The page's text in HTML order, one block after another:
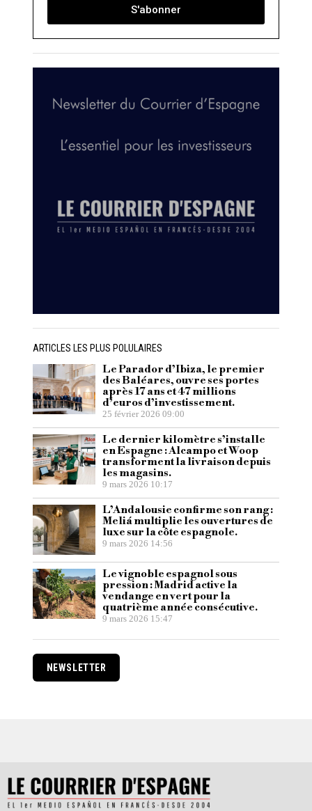
S'abonner
ARTICLES LES PLUS POLULAIRES
Le Parador d’Ibiza, le premier
des Baléares, ouvre ses portes
après 17 ans et 47 millions
d’euros d’investissement.
25 février 2026 09:00
Le dernier kilomètre s’installe
en Espagne : Alcampo et Woop
transforment la livraison depuis
les magasins.
9 mars 2026 10:17
L’Andalousie confirme son rang :
Meliá multiplie les ouvertures de
luxe sur la côte espagnole.
9 mars 2026 14:56
Le vignoble espagnol sous
pression : Madrid active la
vendange en vert pour la
quatrième année consécutive.
9 mars 2026 15:47
NEWSLETTER